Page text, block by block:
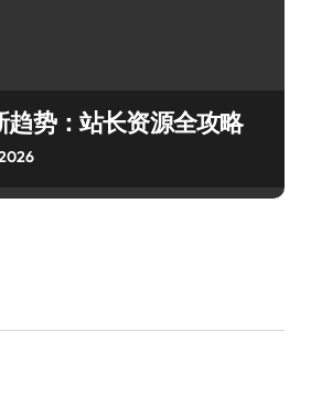
趋势：站长资源全攻略